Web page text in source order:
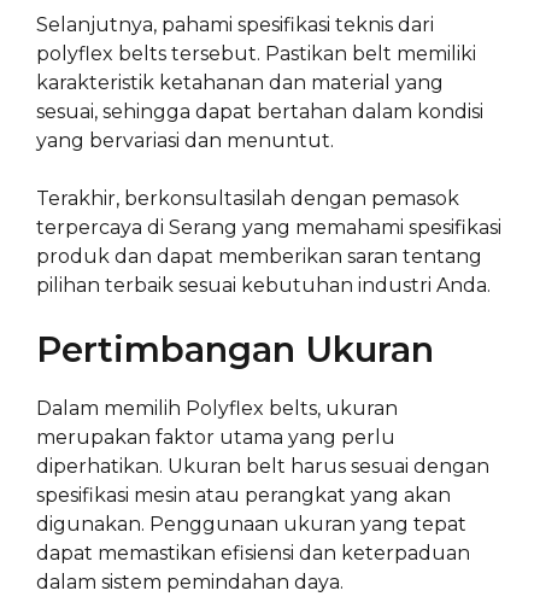
Selanjutnya, pahami spesifikasi teknis dari
polyflex belts tersebut. Pastikan belt memiliki
karakteristik ketahanan dan material yang
sesuai, sehingga dapat bertahan dalam kondisi
yang bervariasi dan menuntut.
Terakhir, berkonsultasilah dengan pemasok
terpercaya di Serang yang memahami spesifikasi
produk dan dapat memberikan saran tentang
pilihan terbaik sesuai kebutuhan industri Anda.
Pertimbangan Ukuran
Dalam memilih Polyflex belts, ukuran
merupakan faktor utama yang perlu
diperhatikan. Ukuran belt harus sesuai dengan
spesifikasi mesin atau perangkat yang akan
digunakan. Penggunaan ukuran yang tepat
dapat memastikan efisiensi dan keterpaduan
dalam sistem pemindahan daya.